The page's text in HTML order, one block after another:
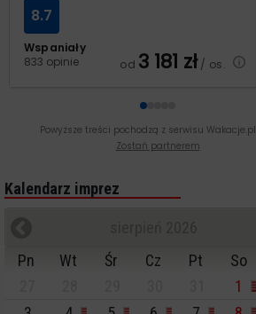
Wspaniały
833 opinie
8.7
od 3 181 zł/ os.
Powyższe treści pochodzą z serwisu Wakacje.pl
Zostań partnerem
Kalendarz imprez
Pn
Wt Śr Cz Pt So
1